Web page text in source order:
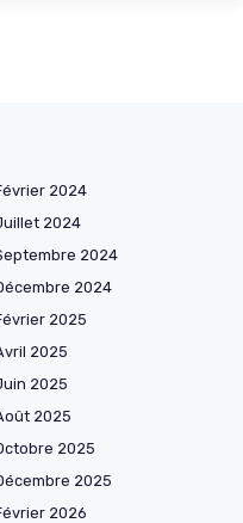
2024
2024
2024
2024
2025
2025
2025
2025
2025
2025
2026